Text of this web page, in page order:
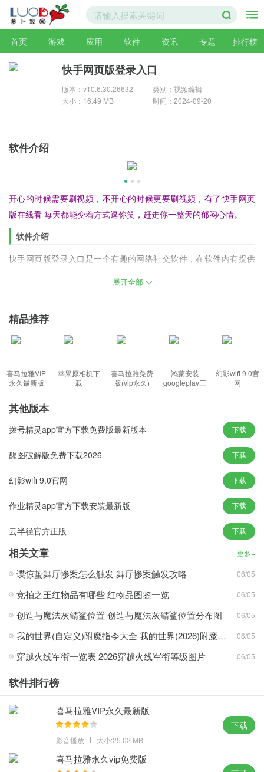
首页 游戏 应用 软件 资讯 专题 排行榜
快手网页版登录入口
版本：v10.6.30.26632
类别：视频编辑
大小：16.49 MB
时间：2024-09-20
软件介绍
开心的时候需要刷视频，不开心的时候更要刷视频，有了快手网页
版在线看 每天都能变着方式逗你笑，赶走你一整天的郁闷心情。
软件介绍
快手网页版登录入口是一个有趣的网络社交软件，在软件内有提供
品给大家看，网页版相比在手机上面上传会方便很多，并且速度也
软件功能：
1、海量视频精挑细选，智能算法推荐。用户可以更快制作自己想要
2、用户在平台也能登录自己的账号，和你手机上的账号是同步使用
的；有很多用户都会在网页上使用；
3、平台会有很多短视频，实时更新，和手机端的操作是差不多的；
主播就在眼前，第一时间与你热力互动；
软件特色：
1、线上的功能也是十分齐全的。不会有损失，用户可以放心的来使
用，快手网页上有登录入口；
2、这里面的服务功能随意操作，网页上也会有我的关注，短视频直
播，同城推荐，小剧场电影等；
3、电脑网页端和手机上的使用是差不多的，只不过网页版视觉上更
大了，和手机上是一样的，可以点赞关注；
软件亮点：
1、操作还是很简单的，就是不能在网页上拍摄，但是可以制作剪
2、根据提示的信息，来选择登录你的账号，就能同步使用了。每个
3、专业音乐人倾情打造官方配乐，总有一款适合你心情，这里聚集
软件优势：
展开全部
精品推荐
喜马拉雅VIP
永久最新版
苹果原相机下
载
喜马拉雅免费
版(vip永久)
鸿蒙安装
googleplay三
幻影wifi 9.0官
网
其他版本
拨号精灵app官方下载免费版最新版本 下载
醒图破解版免费下载2026 下载
幻影wifi 9.0官网 下载
作业精灵app官方下载安装最新版 下载
云半径官方正版 下载
相关文章 更多+
谍惊蛰舞厅惨案怎么触发 舞厅惨案触发攻略 06/05
竞拍之王红物品有哪些 红物品图鉴一览 06/05
创造与魔法灰鲭鲨位置 创造与魔法灰鲭鲨位置分布图 06/05
我的世界(自定义)附魔指令大全 我的世界(2026)附魔指令代码大全 06/05
穿越火线军衔一览表 2026穿越火线军衔等级图片 06/05
软件排行榜
喜马拉雅VIP永久最新版
影音播放 大小:25.02 MB
下载
喜马拉雅永久vip免费版